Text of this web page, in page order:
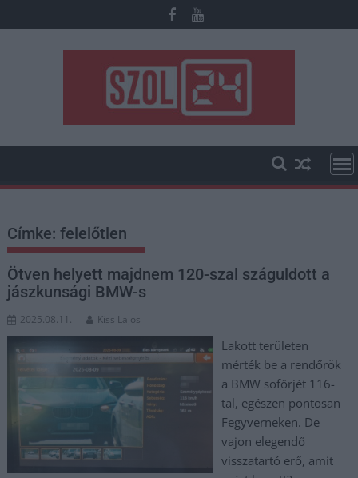
to
Címke:felelőtlen
Ötven helyett majdnem 120-szal száguldott a
jászkunsági BMW-s
2025.08.11. Kiss Lajos
Lakott területen
mérték be a rendőrök
a BMW sofőrjét 116-
tal, egészen pontosan
Fegyverneken. De
vajon elegendő
visszatartó erő, amit